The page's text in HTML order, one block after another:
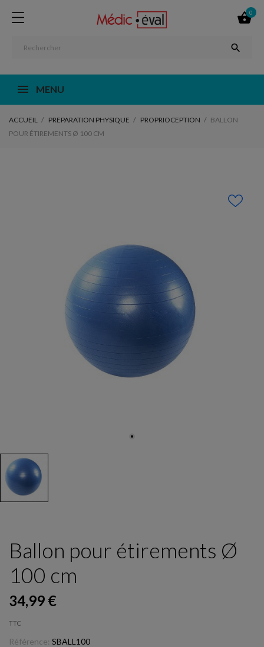

0

MENU
ACCUEIL PREPARATION PHYSIQUE PROPRIOCEPTION
BALLON
POUR ÉTIREMENTS Ø 100 CM
Ballon pour étirements Ø
100 cm
34,99 €
TTC
Référence: SBALL100